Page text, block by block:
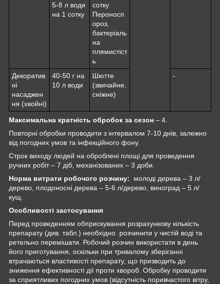
5-8 л води
на 1 сотку
сотку
Пероносп
ороз,
бактеріаль
на
плямистіст
ь
Декоратив
ні
насаджен
ня (хвойні)
40-50 г на
10 л води
Шютте
(звичайне,
сніжне)
-
Максимальна кратність обробок за сезон – 4.
Повторні обробки проводити з інтервалом 7-10 днів, залежно
від погодних умов та інфекційного фону.
Строк виходу людей на оброблені площі для проведення
ручних робіт – 7 діб, механізованих – 3 доби.
Норма витрати робочого розчину: молоді дерева – 3 л/
дерево, плодоносні дерева – 5-6 л/дерево, виноград – 5 л/
кущ.
Особливості застосування
Перед проведенням обприскування розрахункову кількість
препарату (див. табл.) необхідно розчинити у чистій воді та
ретельно перемішати. Робочий розчин використати в день
його приготування, оскільки при тривалому зберіганні
втрачаються властивості препарату, що призводить до
зниження ефективності дії проти хвороб. Обробку проводити
за сприятливих погодних умов (відсутність поривчастого вітру,